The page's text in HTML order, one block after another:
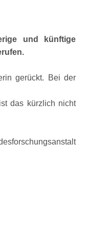
und künftige
gerückt. Bei der
das kürzlich nicht